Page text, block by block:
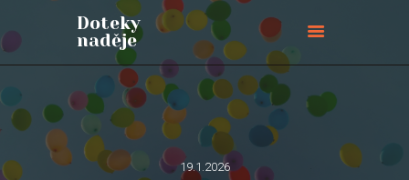
Doteky
naděje
19.1.2026
Doteky naděje
ÚVODNÍ STRÁNKA
O NÁS
PŘIPOJTE SE